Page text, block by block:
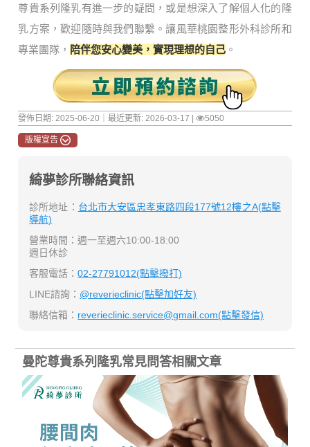
尊貴系列隆乳有進一步的疑問，或是想深入了解個人化的隆
乳方案，歡迎隨時與我們聯繫。讓風華桃園整形外科診所和
專業團隊， 陪伴您安心變美，實現理想的自己 。
發佈日期: 2025-06-20｜最近更新: 2026-03-17 | 5050
版權宣告
綺夢診所聯絡資訊
診所地址： 台北市大安區忠孝東路四段177號12樓之A(點擊
導航)
營業時間：週一至週六10:00-18:00
週日休診
客服電話：02-27791012(點擊撥打)
LINE諮詢： @reverieclinic(點擊加好友)
聯絡信箱： reverieclinic.service@gmail.com(點擊發信)
曼陀尊貴系列隆乳常見問答相關文章